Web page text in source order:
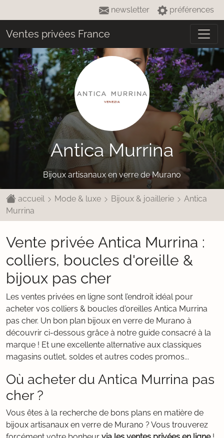
newsletter préférences
Ventes privées France
Antica Murrina
Bijoux artisanaux en verre de Murano
accueil Mode & luxe Bijoux & joaillerie
Antica
Murrina
Vente privée Antica Murrina :
colliers, boucles d'oreille &
bijoux pas cher
Les ventes privées en ligne sont l’endroit idéal pour
acheter vos colliers & boucles d'oreilles Antica Murrina
pas cher. Un bon plan bijoux en verre de Murano à
découvrir ci-dessous grâce à notre guide consacré à la
marque ! Et une excellente alternative aux classiques
magasins outlet, soldes et autres codes promos...
Où acheter du Antica Murrina pas
cher ?
Vous êtes à la recherche de bons plans en matière de
bijoux artisanaux en verre de Murano ? Vous trouverez